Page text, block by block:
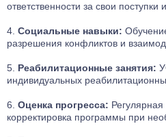
ответственности за свои поступки
Социальные навыки:
разрешения конфликтов и
Реабилитационные занятия:
индивидуальных
Оценка прогресса:
корректировка программы при